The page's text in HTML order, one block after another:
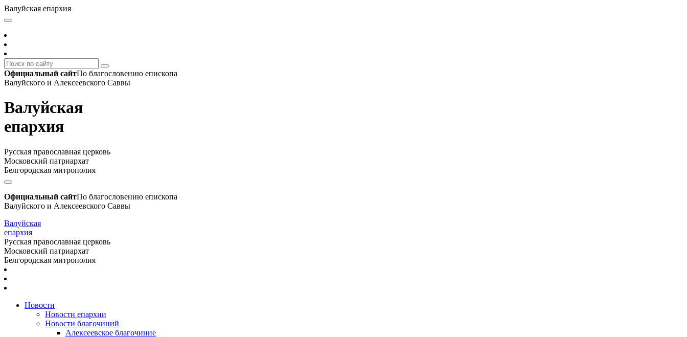
Валуйская епархия
Официальный сайтПо благословению епископа
Валуйского и Алексеевского Саввы
Валуйская
епархия
Русская православная церковь
Московский патриархат
Белгородская митрополия
Официальный сайтПо благословению епископа
Валуйского и Алексеевского Саввы
Валуйская
епархия
Русская православная церковь
Московский патриархат
Белгородская митрополия
Новости
Новости епархии
Новости благочиний
Алексеевское благочиние